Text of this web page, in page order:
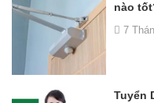
nào
7
Tuyển